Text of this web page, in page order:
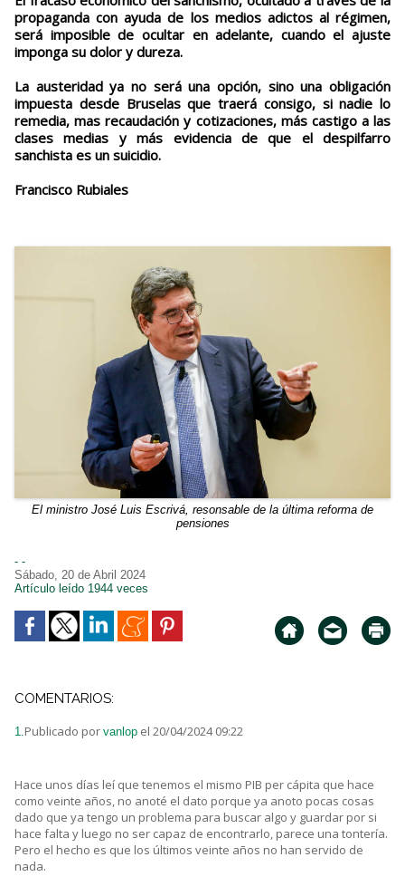
propaganda con ayuda de los medios adictos al régimen,
será imposible de ocultar en adelante, cuando el ajuste
imponga su dolor y dureza.
La austeridad ya no será una opción, sino una obligación
impuesta desde Bruselas que traerá consigo, si nadie lo
remedia, mas recaudación y cotizaciones, más castigo a las
clases medias y más evidencia de que el despilfarro
sanchista es un suicidio.
Francisco Rubiales
El ministro José Luis Escrivá, resonsable de la última reforma de
pensiones
- -
Sábado, 20 de Abril 2024
Artículo leído 1944 veces
COMENTARIOS:
1. Publicado por vanlop el 20/04/2024 09:22
Hace unos días leí que tenemos el mismo PIB per cápita que hace
como veinte años, no anoté el dato porque ya anoto pocas cosas
dado que ya tengo un problema para buscar algo y guardar por si
hace falta y luego no ser capaz de encontrarlo, parece una tontería.
Pero el hecho es que los últimos veinte años no han servido de
nada.